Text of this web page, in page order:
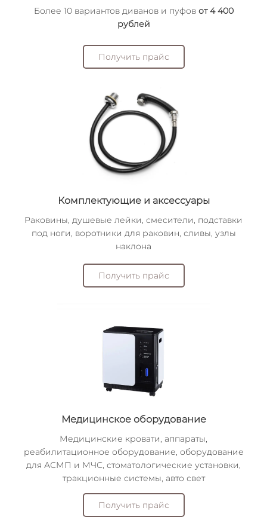
Более 10 вариантов диванов и пуфов от 4 400
рублей
Получить прайс
Комплектующие и аксессуары
Раковины, душевые лейки, смесители, подставки
под ноги, воротники для раковин, сливы, узлы
наклона
Получить прайс
Медицинское оборудование
Медицинские кровати, аппараты,
реабилитационное оборудование, оборудование
для АСМП и МЧС, стоматологические установки,
тракционные системы, авто свет
Получить прайс